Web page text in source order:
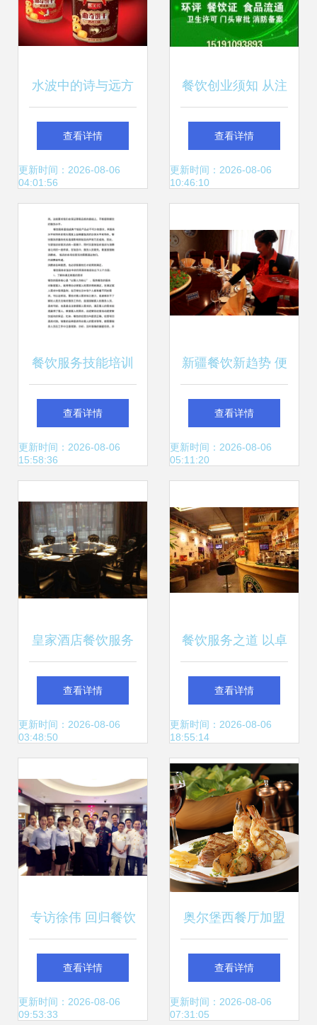
水波中的诗与远方
广州银子弹包装设
计如何引领饮料视
查看详情
更新时间：2026-08-06
04:01:56
餐饮创业须知 从注
册记账到许可证办
理的全流程指南
查看详情
更新时间：2026-08-06
10:46:10
餐饮服务技能培训
资料及会议记录 提
升服务质量与客户
查看详情
更新时间：2026-08-06
15:58:36
新疆餐饮新趋势 便
捷、标准、服务、
智能四维驱动行业
查看详情
更新时间：2026-08-06
05:11:20
皇家酒店餐饮服务
简介 尊享非凡味觉
之旅
查看详情
更新时间：2026-08-06
03:48:50
餐饮服务之道 以卓
越体验构筑顾客粘
性
查看详情
更新时间：2026-08-06
18:55:14
专访徐伟 回归餐饮
服务本质，以创新
产品预见未来
查看详情
更新时间：2026-08-06
09:53:33
奥尔堡西餐厅加盟
指南 流程、费用与
餐饮服务全解析
查看详情
更新时间：2026-08-06
07:31:05